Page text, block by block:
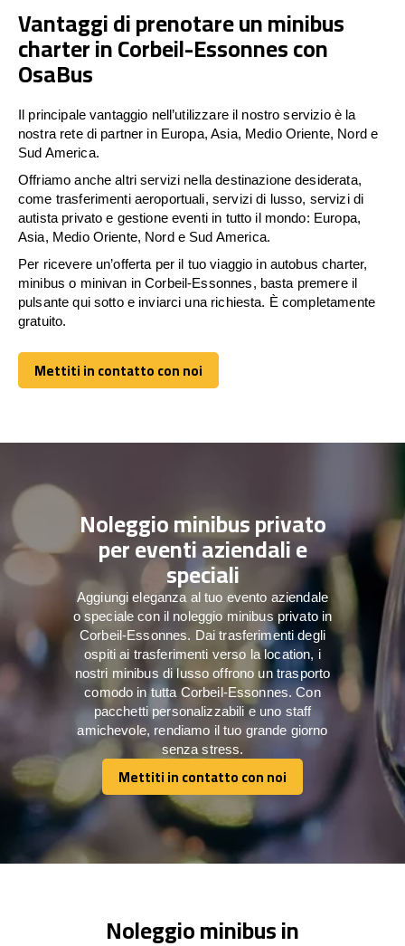
Vantaggi di prenotare un minibus
charter in Corbeil-Essonnes con
OsaBus
Il principale vantaggio nell’utilizzare il nostro servizio è la
nostra rete di partner in Europa, Asia, Medio Oriente, Nord e
Sud America.
Offriamo anche altri servizi nella destinazione desiderata,
come trasferimenti aeroportuali, servizi di lusso, servizi di
autista privato e gestione eventi in tutto il mondo: Europa,
Asia, Medio Oriente, Nord e Sud America.
Per ricevere un’offerta per il tuo viaggio in autobus charter,
minibus o minivan in Corbeil-Essonnes, basta premere il
pulsante qui sotto e inviarci una richiesta. È completamente
gratuito.
Mettiti in contatto con noi
Mettiti in contatto con noi
Noleggio minibus privato
per eventi aziendali e
speciali
Aggiungi eleganza al tuo evento aziendale
o speciale con il noleggio minibus privato in
Corbeil-Essonnes. Dai trasferimenti degli
ospiti ai trasferimenti verso la location, i
nostri minibus di lusso offrono un trasporto
comodo in tutta Corbeil-Essonnes. Con
pacchetti personalizzabili e uno staff
amichevole, rendiamo il tuo grande giorno
senza stress.
Mettiti in contatto con noi
Mettiti in contatto con noi
Noleggio minibus in